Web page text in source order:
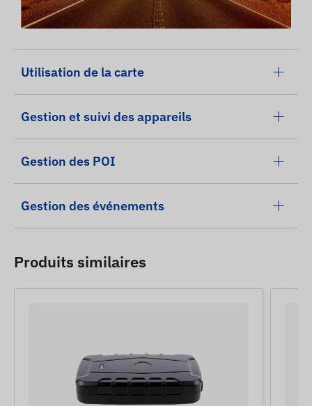
Utilisation de la carte
Gestion et suivi des appareils
Gestion des POI
Gestion des événements
Produits similaires